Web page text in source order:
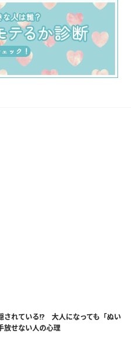
されている!? 大人になっても「ぬい
放せない人の心理